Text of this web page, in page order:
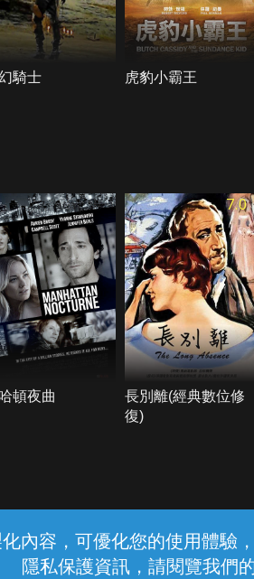
內容，可優化您的使用體驗
隱私保護資訊，請閱覽我們
騎士 虎豹小霸王
頓夜曲
7.0
長別離(經典數位修
復)
線上客服
中華電信股份有限公司個人家庭